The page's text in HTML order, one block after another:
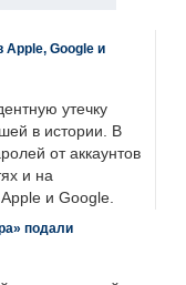
Apple, Google и
утечку
в истории. В
от аккаунтов
и на
и Google.
подали